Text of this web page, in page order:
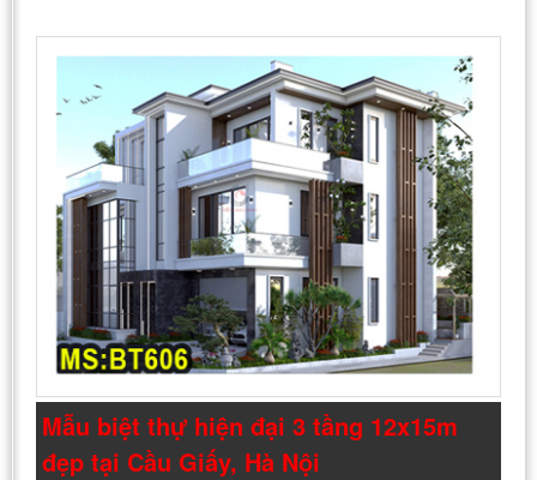
Mẫu biệt thự hiện đại 3 tầng 12x15m
đẹp tại Cầu Giấy, Hà Nội